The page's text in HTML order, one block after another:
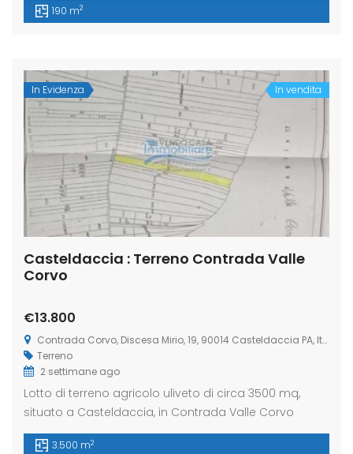
190 m2
In Evidenza In vendita
Casteldaccia : Terreno Contrada Valle
Corvo
€13.800
Contrada Corvo, Discesa Mirio, 19, 90014 Casteldaccia PA, Italia
Terreno
2 settimane ago
Lotto di terreno agricolo uliveto di circa 3500 mq,
situato a Casteldaccia, in Contrada Valle Corvo
3.500 m2